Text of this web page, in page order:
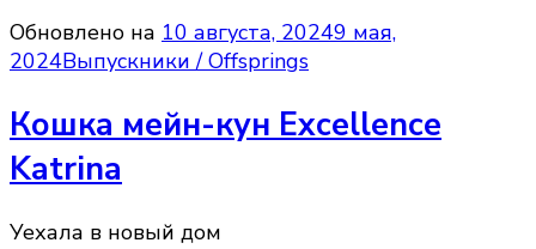
Обновлено на 10 августа, 20249 мая,
2024Выпускники / Offsprings
Кошка мейн-кун Excellence
Katrina
Уехала в новый дом